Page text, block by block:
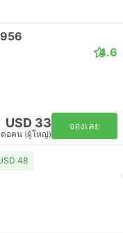
4.6
USD 33
ต่อคน (ผู้ใหญ่)
จองเลย
48